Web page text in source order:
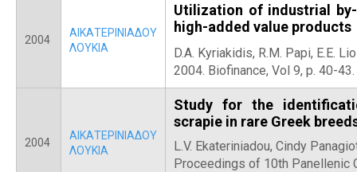
2004
ΑΙΚΑΤΕΡΙΝΙΑΔΟΥ
ΛΟΥΚΙΑ
Utilization of industrial
high-added value products
D.A. Kyriakidis, R.M. Papi, E.E.
2004. Biofinance, Vol 9, p. 40-43.
2004
ΑΙΚΑΤΕΡΙΝΙΑΔΟΥ
ΛΟΥΚΙΑ
Study for the
scrapie in rare Greek
L.V. Ekateriniadou, Cindy
Proceedings of 10th Panellenic